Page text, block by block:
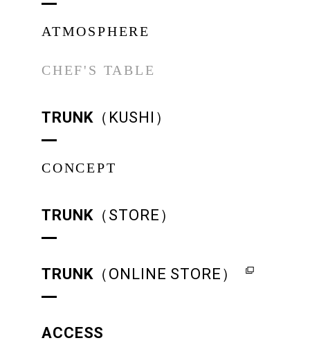
ATMOSPHERE
CHEF'S TABLE
TRUNK（KUSHI）
CONCEPT
TRUNK（STORE）
TRUNK（ONLINE STORE）
ACCESS